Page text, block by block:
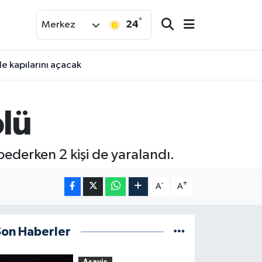
Merkez 24°
kapılarını açacak
2 kişi de yaralandı.
A- A+
Haberler